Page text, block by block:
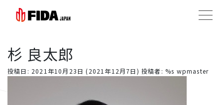
杉 良太郎
投稿日: 2021年10月23日 (2021年12月7日)投稿者: %s wpmaster